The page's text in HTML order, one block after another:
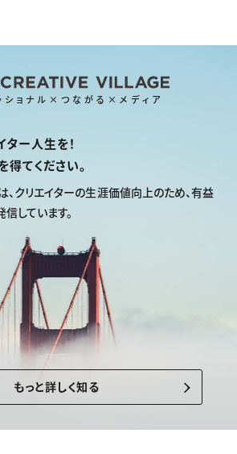
ショナル×つながる×メディア
ター人生を！
てください。
クリエイターの生涯価値向上のため、有益
しています。
もっと詳しく知る